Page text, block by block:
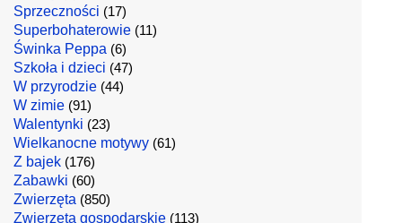
Sprzeczności (17)
Superbohaterowie (11)
Świnka Peppa (6)
Szkoła i dzieci (47)
W przyrodzie (44)
W zimie (91)
Walentynki (23)
Wielkanocne motywy (61)
Z bajek (176)
Zabawki (60)
Zwierzęta (850)
Zwierzęta gospodarskie (113)